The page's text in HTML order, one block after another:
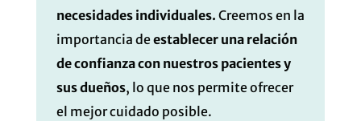
necesidades individuales. Creemos en la
importancia deestablecer una relación
de confianza con nuestros pacientes y
sus dueños, lo que nos permite ofrecer
el mejor cuidado posible.